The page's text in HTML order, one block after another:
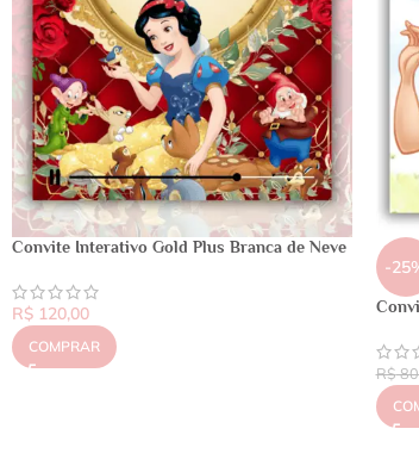
Convite Interativo Gold Plus Branca de Neve
R$ 120,00
COMPRAR
-
R$